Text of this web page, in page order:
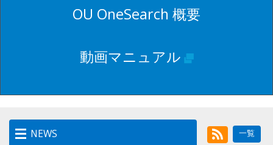
OU OneSearch 概要
動画マニュアル
一覧
NEWS